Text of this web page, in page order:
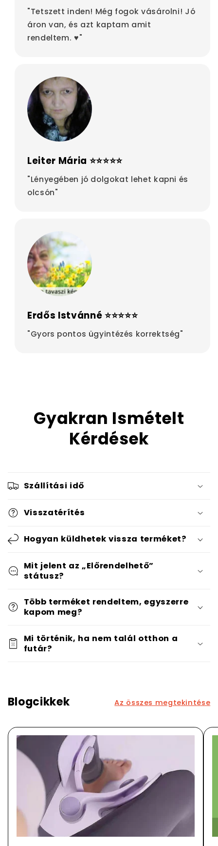
"Tetszett inden! Még fogok vásárolni! Jó
áron van, és azt kaptam amit
rendeltem. ♥"
Leiter Mária ⭐⭐⭐⭐⭐
"Lényegében jó dolgokat lehet kapni és
olcsón"
Erdős Istvánné ⭐⭐⭐⭐⭐
"Gyors pontos ügyintézés korrektség"
Gyakran Ismételt
Kérdések
Szállítási idő
Visszatérítés
Hogyan küldhetek vissza terméket?
Mit jelent az „Előrendelhető”
státusz?
Több terméket rendeltem, egyszerre
kapom meg?
Mi történik, ha nem talál otthon a
futár?
Blogcikkek Az összes megtekintése